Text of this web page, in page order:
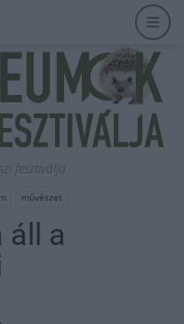
fesztiválja
művészet
áll a